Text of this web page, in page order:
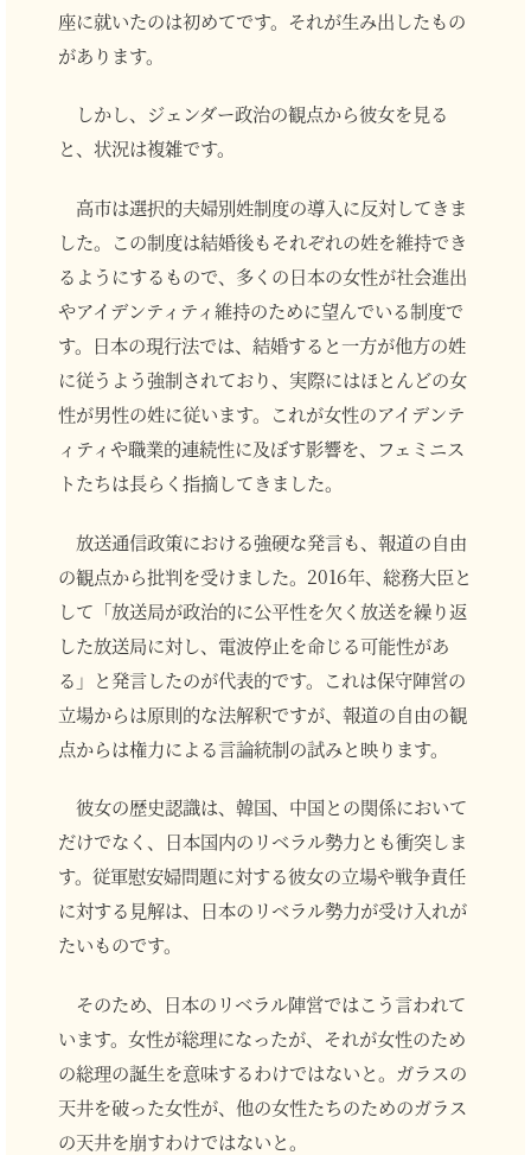
座に就いたのは初めてです。それが生み出したもの
があります。
しかし、ジェンダー政治の観点から彼女を見る
と、状況は複雑です。
高市は選択的夫婦別姓制度の導入に反対してきま
した。この制度は結婚後もそれぞれの姓を維持でき
るようにするもので、多くの日本の女性が社会進出
やアイデンティティ維持のために望んでいる制度で
す。日本の現行法では、結婚すると一方が他方の姓
に従うよう強制されており、実際にはほとんどの女
性が男性の姓に従います。これが女性のアイデンテ
ィティや職業的連続性に及ぼす影響を、フェミニス
トたちは長らく指摘してきました。
放送通信政策における強硬な発言も、報道の自由
の観点から批判を受けました。2016年、総務大臣と
して「放送局が政治的に公平性を欠く放送を繰り返
した放送局に対し、電波停止を命じる可能性があ
る」と発言したのが代表的です。これは保守陣営の
立場からは原則的な法解釈ですが、報道の自由の観
点からは権力による言論統制の試みと映ります。
彼女の歴史認識は、韓国、中国との関係において
だけでなく、日本国内のリベラル勢力とも衝突しま
す。従軍慰安婦問題に対する彼女の立場や戦争責任
に対する見解は、日本のリベラル勢力が受け入れが
たいものです。
そのため、日本のリベラル陣営ではこう言われて
います。女性が総理になったが、それが女性のため
の総理の誕生を意味するわけではないと。ガラスの
天井を破った女性が、他の女性たちのためのガラス
の天井を崩すわけではないと。